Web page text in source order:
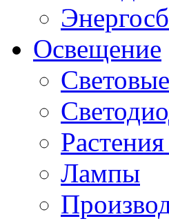
Освещение
Лампы